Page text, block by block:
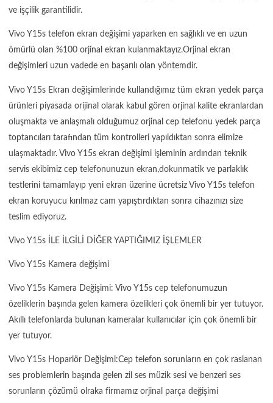
ve işçilik garantilidir.
Vivo Y15s telefon ekran değişimi yaparken en sağlıklı ve en uzun
ömürlü olan %100 orjinal ekran kulanmaktayız.Orjinal ekran
değişimleri uzun vadede en başarılı olan yöntemdir.
Vivo Y15s Ekran değişimlerinde kullandığımız tüm ekran yedek parça
ürünleri piyasada orijinal olarak kabul gören orjinal kalite ekranlardan
oluşmakta ve anlaşmalı olduğumuz orjinal cep telefonu yedek parça
toptancıları tarafından tüm kontrolleri yapıldıktan sonra elimize
ulaşmaktadır. Vivo Y15s ekran değişimi işleminin ardından teknik
servis ekibimiz cep telefonunuzun ekran,dokunmatik ve parlaklık
testlerini tamamlayıp yeni ekran üzerine ücretsiz Vivo Y15s telefon
ekran koruyucu kırılmaz cam yapıştırdıktan sonra cihazınızı size
teslim ediyoruz.
Vivo Y15s İLE İLGİLİ DİĞER YAPTIĞIMIZ İŞLEMLER
Vivo Y15s Kamera değişimi
Vivo Y15s Kamera Değişimi: Vivo Y15s cep telefonumuzun
özeliklerin başında gelen kamera özelikleri çok önemli bir yer tutuyor.
Akıllı telefonlarda bulunan kameralar kullanıcılar için çok önemli bir
yer tutuyor.
Vivo Y15s Hoparlör Değişimi:Cep telefon sorunların en çok raslanan
ses problemlerin başında gelen zil ses müzik sesi ve benzeri ses
sorunların çözümü olraka firmamız orjinal parça değişimi